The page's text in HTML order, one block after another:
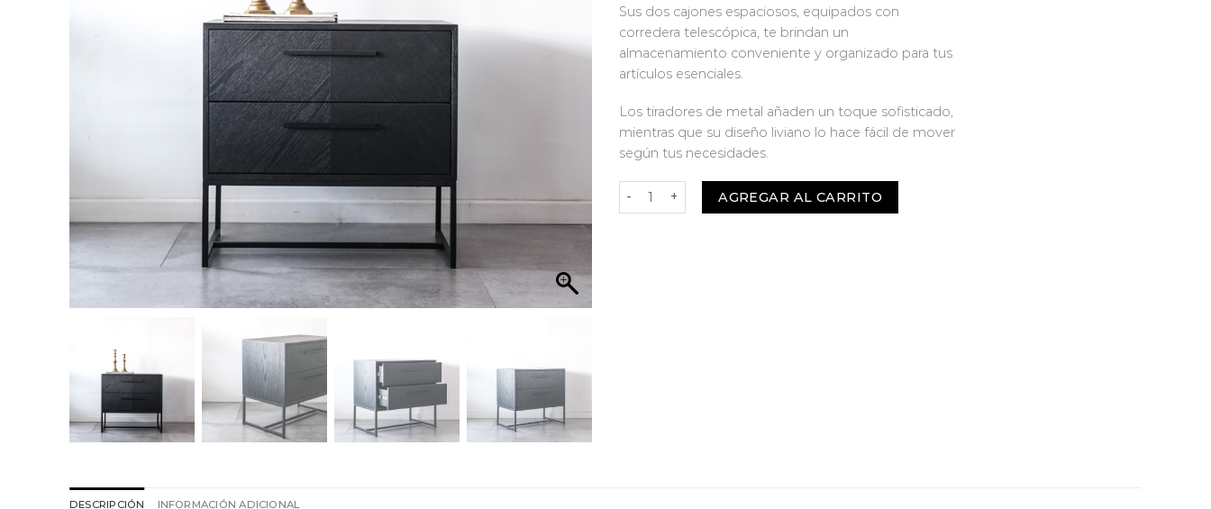
Sus dos cajones espaciosos, equipados con
corredera telescópica, te brindan un
almacenamiento conveniente y organizado para tus
artículos esenciales.
Los tiradores de metal añaden un toque sofisticado,
mientras que su diseño liviano lo hace fácil de mover
según tus necesidades.
Velador Dubai Negro cantidadAGREGAR AL CARRITO
DESCRIPCIÓN INFORMACIÓN ADICIONAL